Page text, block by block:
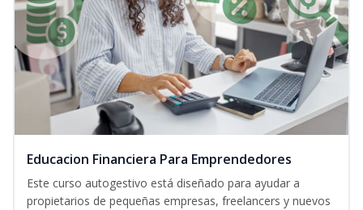
Educacion Financiera Para Emprendedores
Este curso autogestivo está diseñado para ayudar a
propietarios de pequeñas empresas, freelancers y nuevos